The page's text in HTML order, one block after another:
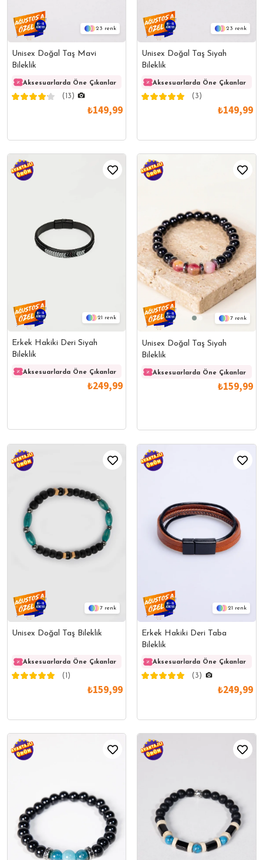
23
Unisex Doğal Taş Mavi
Bileklik
Aksesuarlarda Öne Çıkanlar Aksesuarlarda Öne Çıkanlar
(13)
₺149,99
23
Unisex Doğal Taş Siyah
Bileklik
Aksesuarlarda Öne Çıkanlar
(3)
₺149,99
21
Erkek Hakiki Deri Siyah
Bileklik
Aksesuarlarda Öne Çıkanlar Aksesuarlarda Öne Çıkanlar
₺249,99
7
Unisex Doğal Taş Siyah
Bileklik
Aksesuarlarda Öne Çıkanlar
₺159,99
7
Unisex Doğal Taş Bileklik
Aksesuarlarda Öne Çıkanlar Aksesuarlarda Öne Çıkanlar
(1)
₺159,99
21
Erkek Hakiki Deri Taba
Bileklik
Aksesuarlarda Öne Çıkanlar
(3)
₺249,99